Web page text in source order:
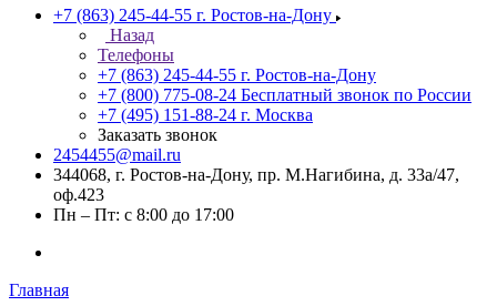
+7 (863) 245-44-55 г. Ростов-на-Дону
Назад
Телефоны
+7 (863) 245-44-55 г. Ростов-на-Дону
+7 (800) 775-08-24 Бесплатный звонок по России
+7 (495) 151-88-24 г. Москва
Заказать звонок
2454455@mail.ru
344068, г. Ростов-на-Дону, пр. М.Нагибина, д. 33а/47,
оф.423
Пн – Пт: с 8:00 до 17:00
Главная